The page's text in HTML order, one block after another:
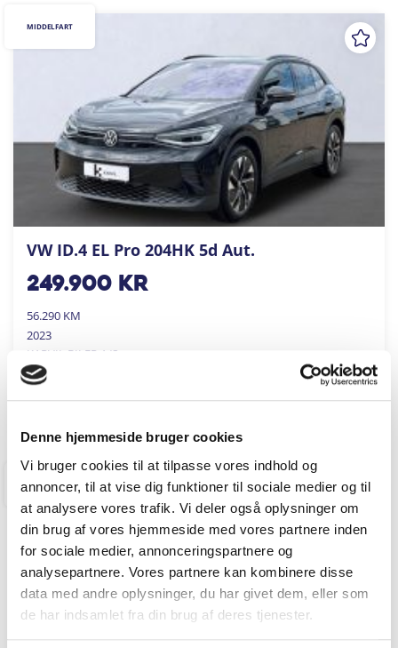
Denne hjemmeside bruger cookies
Vi bruger cookies til at tilpasse vores indhold og
annoncer, til at vise dig funktioner til sociale medier og til
at analysere vores trafik. Vi deler også oplysninger om
din brug af vores hjemmeside med vores partnere inden
for sociale medier, annonceringspartnere og
analysepartnere. Vores partnere kan kombinere disse
data med andre oplysninger, du har givet dem, eller som
de har indsamlet fra din brug af deres tjenester.
VW ID.4 EL Pro 204HK 5d Aut.
249.900kr
56.290 KM
2023
KARVIL BILER A/S
MIDDELFART
RINGKØBING